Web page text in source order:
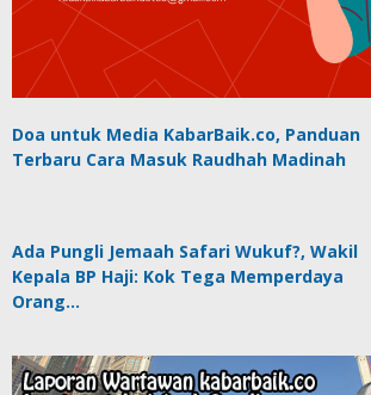
Doa untuk Media KabarBaik.co, Panduan
Terbaru Cara Masuk Raudhah Madinah
Ada Pungli Jemaah Safari Wukuf?, Wakil
Kepala BP Haji: Kok Tega Memperdaya
Orang…